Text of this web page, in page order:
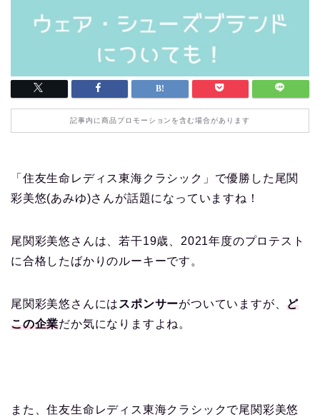
記事内に商品プロモーションを含む場合があります
「住友生命レディス東海クラシック」で優勝した尾関
彩美悠(あみゆ)さんが話題になっていますね！
尾関彩美悠さんは、若干19歳、2021年度のプロテスト
に合格したばかりのルーキーです。
尾関彩美悠さんには スポンサーがついていますが、ど
この企業だか気になりますよね。
また、住友生命レディス東海クラシックで尾関彩美悠